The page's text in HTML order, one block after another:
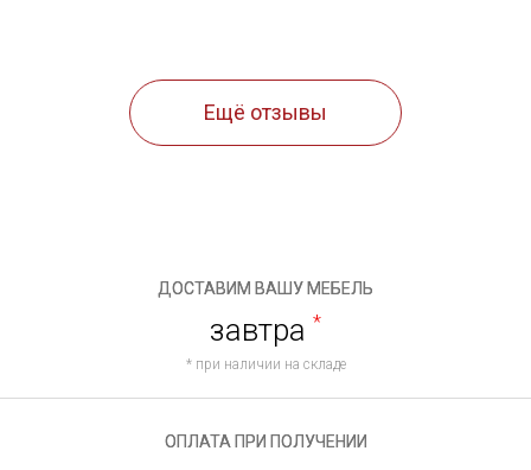
Ещё отзывы
ДОСТАВИМ ВАШУ МЕБЕЛЬ
завтра *
* при наличии на складе
ОПЛАТА ПРИ ПОЛУЧЕНИИ